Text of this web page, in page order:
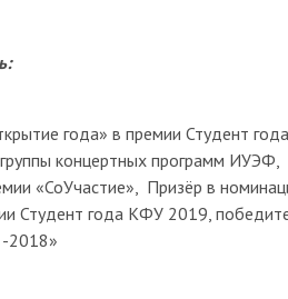
года» в премии Студент года
концертных программ ИУЭФ,
«СоУчастие», Призёр в
Студент года КФУ 2019,
-2018»